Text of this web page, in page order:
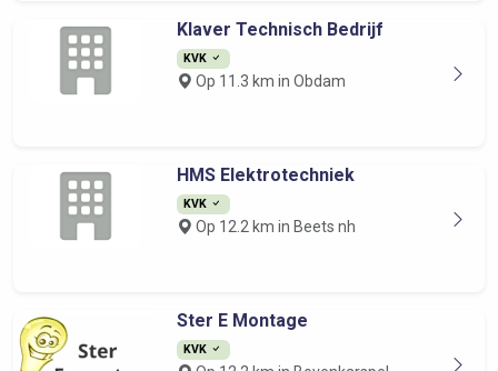
Klaver Technisch Bedrijf
KVK
Op 11.3 km in Obdam
HMS Elektrotechniek
KVK
Op 12.2 km in Beets nh
Ster E Montage
KVK